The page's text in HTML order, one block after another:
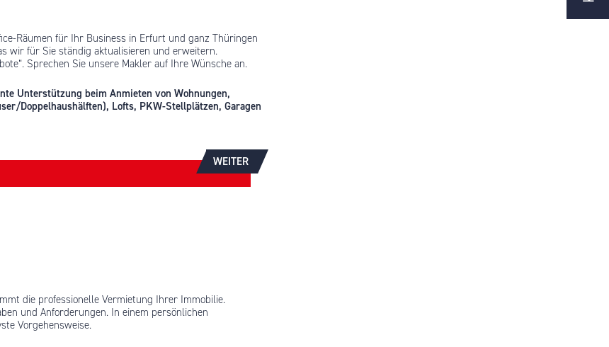
Räumen für Ihr Business in Erfurt und ganz Thüringen
wir für Sie ständig aktualisieren und erweitern.
Sprechen Sie unsere Makler auf Ihre Wünsche an.
Unterstützung beim Anmieten von Wohnungen,
Doppelhaushälften), Lofts, PKW-Stellplätzen, Garagen
WEITER
die professionelle Vermietung Ihrer Immobilie.
und Anforderungen. In einem persönlichen
Vorgehensweise.